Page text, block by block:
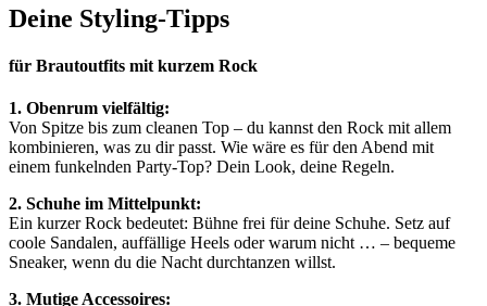
Deine Styling-Tipps
für Brautoutfits mit kurzem Rock
1. Obenrum vielfältig:
Von Spitze bis zum cleanen Top – du kannst den Rock mit allem
kombinieren, was zu dir passt. Wie wäre es für den Abend mit
einem funkelnden Party-Top? Dein Look, deine Regeln.
2. Schuhe im Mittelpunkt:
Ein kurzer Rock bedeutet: Bühne frei für deine Schuhe. Setz auf
coole Sandalen, auffällige Heels oder warum nicht … – bequeme
Sneaker, wenn du die Nacht durchtanzen willst.
3. Mutige Accessoires: